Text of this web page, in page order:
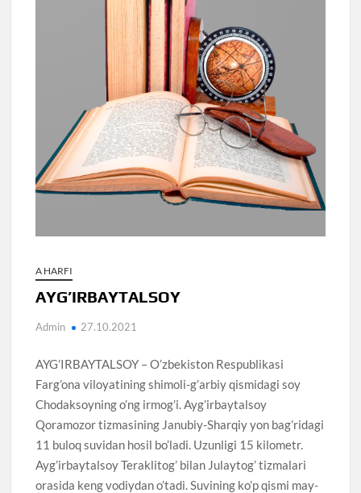
A HARFI
AYG’IRBAYTALSOY
Admin 27.10.2021
AYG’IRBAYTALSOY – O’zbekiston Respublikasi
Farg’ona viloyatining shimoli-g’arbiy qismidagi soy
Chodaksoyning o’ng irmog’i. Ayg’irbaytalsoy
Qoramozor tizmasining Janubiy-Sharqiy yon bag’ridagi
11 buloq suvidan hosil bo’ladi. Uzunligi 15 kilometr.
Ayg’irbaytalsoy Teraklitog’ bilan Julaytog’ tizmalari
orasida keng vodiydan o’tadi. Suvining ko’p qismi may-